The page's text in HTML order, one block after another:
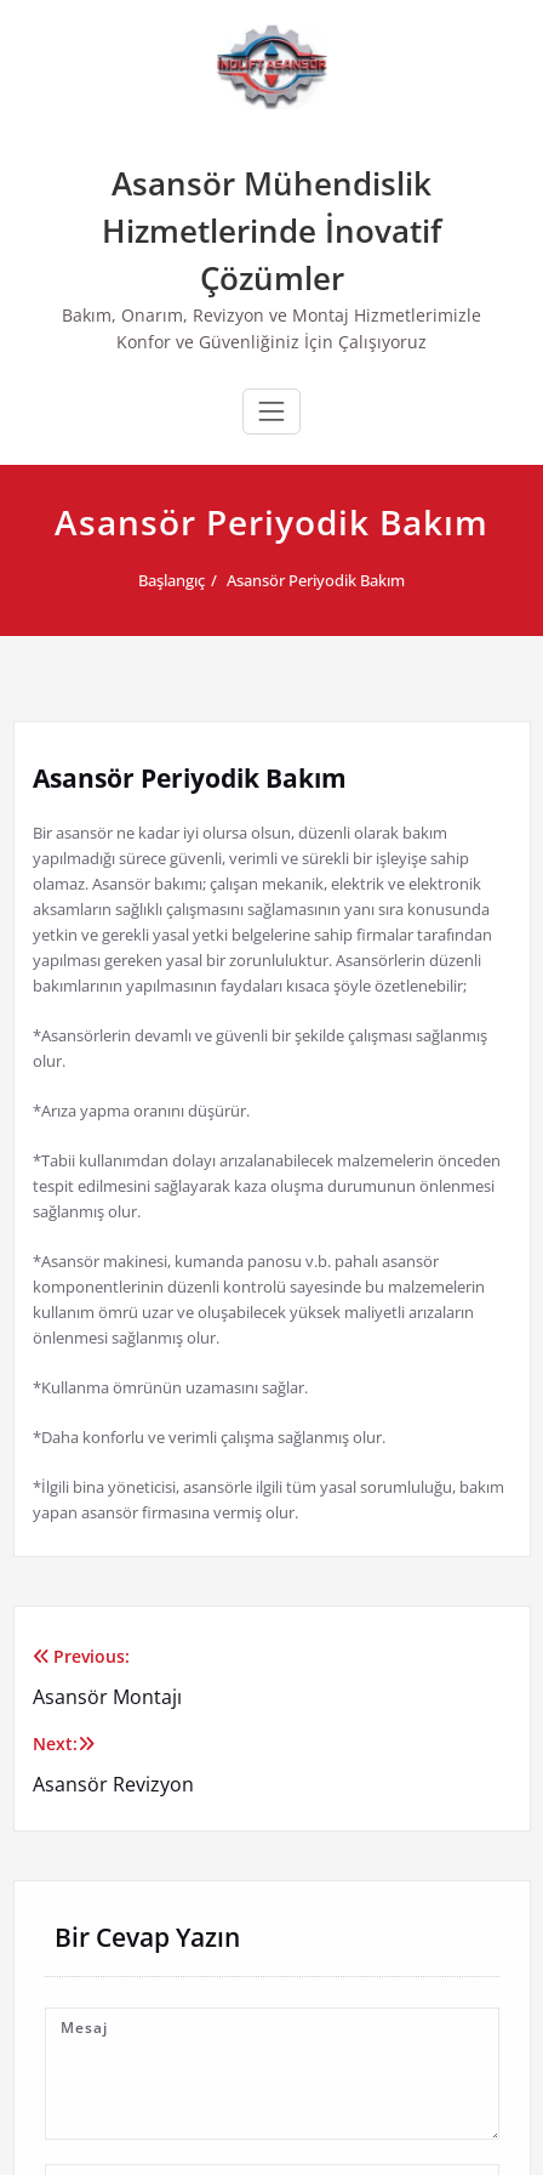
Asansör Mühendislik
Hizmetlerinde İnovatif
Çözümler
Bakım, Onarım, Revizyon ve Montaj Hizmetlerimizle
Konfor ve Güvenliğiniz İçin Çalışıyoruz
Asansör Periyodik Bakım
Başlangıç Asansör Periyodik Bakım
Asansör Periyodik Bakım
Bir asansör ne kadar iyi olursa olsun, düzenli olarak bakım
yapılmadığı sürece güvenli, verimli ve sürekli bir işleyişe sahip
olamaz. Asansör bakımı; çalışan mekanik, elektrik ve elektronik
aksamların sağlıklı çalışmasını sağlamasının yanı sıra konusunda
yetkin ve gerekli yasal yetki belgelerine sahip firmalar tarafından
yapılması gereken yasal bir zorunluluktur. Asansörlerin düzenli
bakımlarının yapılmasının faydaları kısaca şöyle özetlenebilir;
*Asansörlerin devamlı ve güvenli bir şekilde çalışması sağlanmış
olur.
*Arıza yapma oranını düşürür.
*Tabii kullanımdan dolayı arızalanabilecek malzemelerin önceden
tespit edilmesini sağlayarak kaza oluşma durumunun önlenmesi
sağlanmış olur.
*Asansör makinesi, kumanda panosu v.b. pahalı asansör
komponentlerinin düzenli kontrolü sayesinde bu malzemelerin
kullanım ömrü uzar ve oluşabilecek yüksek maliyetli arızaların
önlenmesi sağlanmış olur.
*Kullanma ömrünün uzamasını sağlar.
*Daha konforlu ve verimli çalışma sağlanmış olur.
*İlgili bina yöneticisi, asansörle ilgili tüm yasal sorumluluğu, bakım
yapan asansör firmasına vermiş olur.
Yazı
gezinmesi
Previous:
Asansör Montajı
Next:
Asansör Revizyon
Bir Cevap Yazın